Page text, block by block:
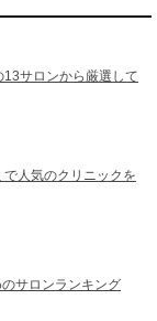
サロンから厳選して
人気のクリニックを
サロンランキング